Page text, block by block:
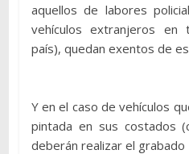
aquellos de labores
vehículos extranjeros
país), quedan exentos de
Y en el caso de vehículos
pintada en sus costados
deberán realizar el